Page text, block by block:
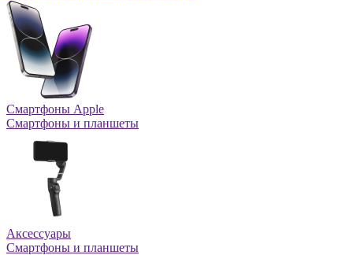
Смартфоны Apple
Смартфоны и планшеты
Аксессуары
Смартфоны и планшеты